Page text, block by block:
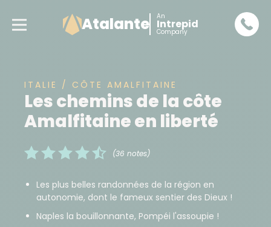
Atalante An
Intrepid
Company
ITALIE / CÔTE AMALFITAINE
Les chemins de la côte
Amalfitaine en liberté
(36 notes)
Les plus belles randonnées de la région en
autonomie, dont le fameux sentier des Dieux !
Naples la bouillonnante, Pompéi l'assoupie !